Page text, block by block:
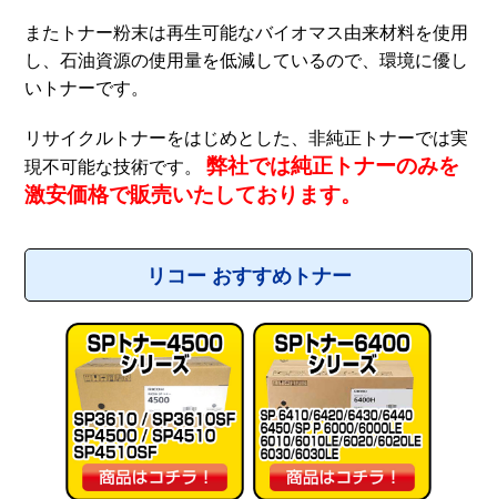
またトナー粉末は再生可能なバイオマス由来材料を使用
し、石油資源の使用量を低減しているので、環境に優し
いトナーです。
リサイクルトナーをはじめとした、非純正トナーでは実
現不可能な技術です。弊社では純正トナーのみを
激安価格で販売いたしております。
リコー おすすめトナー